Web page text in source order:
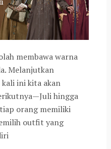
membawa warna
Melanjutkan
ini kita akan
hingga
orang memiliki
outfit yang